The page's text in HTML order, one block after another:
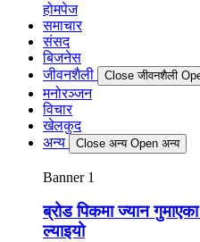
होमपेज
समाचार
संसद
बिजनेस
जीवनशैली
Close जीवनशैली
मनोरञ्जन
विचार
खेलकुद
अन्य
Close अन्य Open अन्य
Banner 1
ब्रोड पिकमा ज्यान
ल्याइयो